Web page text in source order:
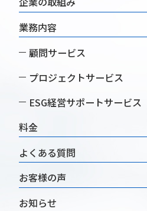
業務内容
顧問サービス
プロジェクトサービス
ESG経営サポートサービス
料金
よくある質問
お客様の声
お知らせ